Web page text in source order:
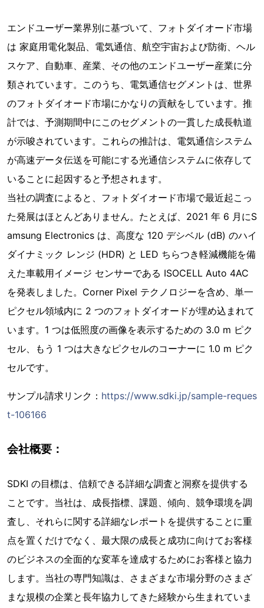
エンドユーザー業界別に基づいて、フォトダイオード市場
は 家庭用電化製品、電気通信、航空宇宙および防衛、ヘル
スケア、自動車、産業、その他のエンドユーザー産業に分
類されています。このうち、電気通信セグメントは、世界
のフォトダイオード市場にかなりの貢献をしています。推
計では、予測期間中にこのセグメントの一貫した成長軌道
が示唆されています。これらの推計は、電気通信システム
が高速データ伝送を可能にする光通信システムに依存して
いることに起因すると予想されます。
当社の調査によると、フォトダイオード市場で最近起こっ
た発展はほとんどありません。たとえば、2021 年 6 月にS
amsung Electronics は、高度な 120 デシベル (dB) のハイ
ダイナミック レンジ (HDR) と LED ちらつき軽減機能を備
えた車載用イメージ センサーである ISOCELL Auto 4AC
を発表しました。Corner Pixel テクノロジーを含め、単一
ピクセル領域内に 2 つのフォトダイオードが埋め込まれて
います。1 つは低照度の画像を表示するための 3.0 m ピク
セル、もう 1 つは大きなピクセルのコーナーに 1.0 m ピク
セルです。
サンプル請求リンク： https://www.sdki.jp/sample-reques
t-106166
会社概要：
SDKI の目標は、信頼できる詳細な調査と洞察を提供する
ことです。当社は、成長指標、課題、傾向、競争環境を調
査し、それらに関する詳細なレポートを提供することに重
点を置くだけでなく、最大限の成長と成功に向けてお客様
のビジネスの全面的な変革を達成するためにお客様と協力
します。当社の専門知識は、さまざまな市場分野のさまざ
まな規模の企業と長年協力してきた経験から生まれていま